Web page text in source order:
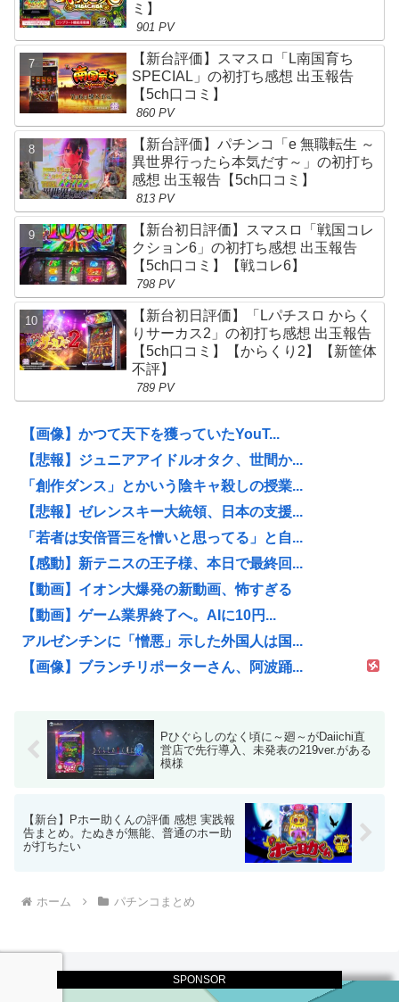
SPONSOR
ミ】
901 PV
【新台評価】スマスロ「L南国育ち
SPECIAL」の初打ち感想 出玉報告
【5ch口コミ】
860 PV
【新台評価】パチンコ「e 無職転生 ～
異世界行ったら本気だす～」の初打ち
感想 出玉報告【5ch口コミ】
813 PV
【新台初日評価】スマスロ「戦国コレ
クション6」の初打ち感想 出玉報告
【5ch口コミ】【戦コレ6】
798 PV
【新台初日評価】「Lパチスロ からく
りサーカス2」の初打ち感想 出玉報告
【5ch口コミ】【からくり2】【新筐体
不評】
789 PV
【画像】かつて天下を獲っていたYouT...
【悲報】ジュニアアイドルオタク、世間か...
「創作ダンス」とかいう陰キャ殺しの授業...
【悲報】ゼレンスキー大統領、日本の支援...
「若者は安倍晋三を憎いと思ってる」と自...
【感動】新テニスの王子様、本日で最終回...
【動画】イオン大爆発の新動画、怖すぎる
【動画】ゲーム業界終了へ。AIに10円...
アルゼンチンに「憎悪」示した外国人は国...
【画像】ブランチリポーターさん、阿波踊...
Pひぐらしのなく頃に～廻～がDaiichi直
営店で先行導入、未発表の219ver.がある
模様
【新台】Pホー助くんの評価 感想 実践報
告まとめ。たぬきが無能、普通のホー助
が打ちたい
ホーム パチンコまとめ